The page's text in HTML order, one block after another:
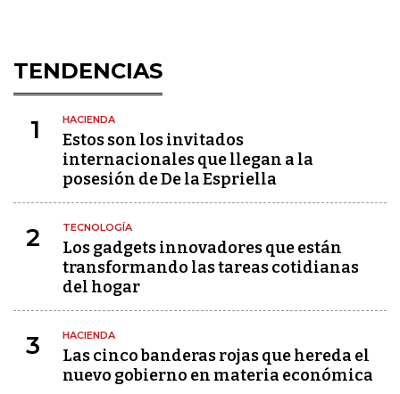
TENDENCIAS
1 HACIENDA
Estos son los invitados
internacionales que llegan a la
posesión de De la Espriella
2 TECNOLOGÍA
Los gadgets innovadores que están
transformando las tareas cotidianas
del hogar
3 HACIENDA
Las cinco banderas rojas que hereda el
nuevo gobierno en materia económica